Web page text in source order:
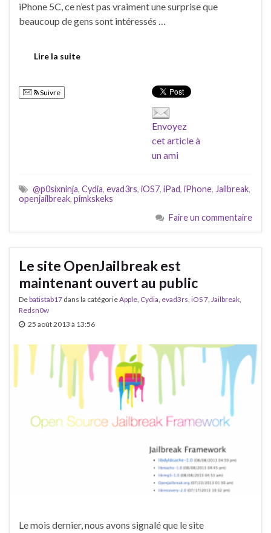
iPhone 5C, ce n’est pas vraiment une surprise que
beaucoup de gens sont intéressés …
Lire la suite
Suivre
Envoyez
cet article à
un ami
@p0sixninja, Cydia, evad3rs, iOS7, iPad, iPhone, Jailbreak,
openjailbreak, pimkskeks
Faire un commentaire
Le site OpenJailbreak est
maintenant ouvert au public
Debatistab17 dans la catégorieApple, Cydia, evad3rs, iOS 7, Jailbreak,
Redsn0w
25 août 2013 à 13:56
Le mois dernier, nous avons signalé que le site